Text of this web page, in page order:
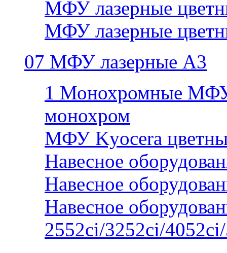
МФУ лазерные
МФУ лазерные
07 МФУ лазерные А3
1 Монохромные
монохром
МФУ Kyocera
Навесное
Навесное
Навесное
2552ci/3252ci/